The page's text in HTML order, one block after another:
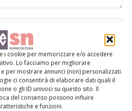
i cookie per memorizzare e/o accedere
Lo facciamo per migliorare
per mostrare annunci (non) personalizzati.
ci consentirà di elaborare dati quali il
o gli ID univoci su questo sito. Il
del consenso possono influire
e funzioni.
e sito web in questo browser per la